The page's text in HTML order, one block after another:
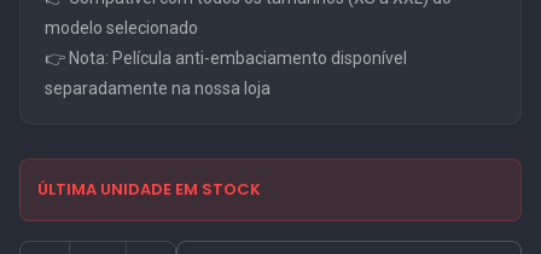
modelo selecionado
👉 Nota: Película anti-embaciamento disponível
separadamente na nossa loja
ÚLTIMA UNIDADE EM STOCK